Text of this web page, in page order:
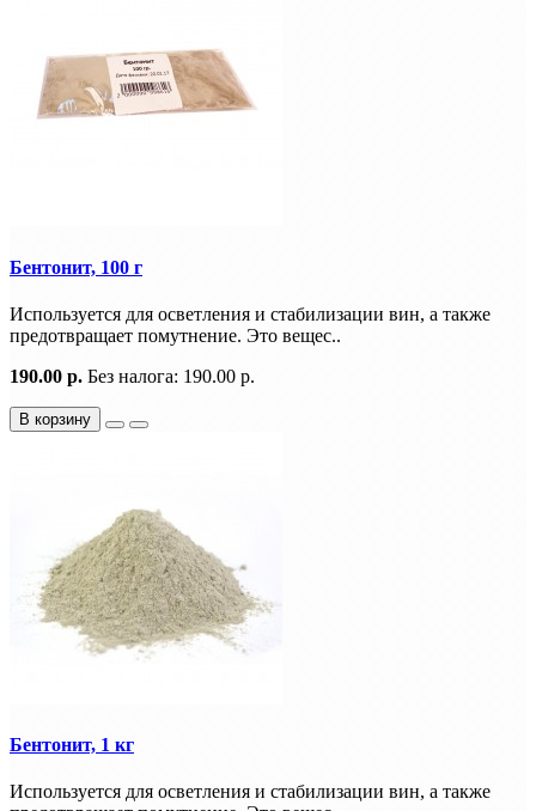
Бентонит, 100 г
Используется для осветления и стабилизации вин, а также
предотвращает помутнение. Это вещес..
190.00 р. Без налога: 190.00 р.
В корзину
Бентонит, 1 кг
Используется для осветления и стабилизации вин, а также